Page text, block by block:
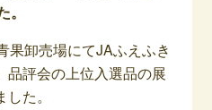
。
卸売場にてJAふえふき
品評会の上位入選品の展
た。